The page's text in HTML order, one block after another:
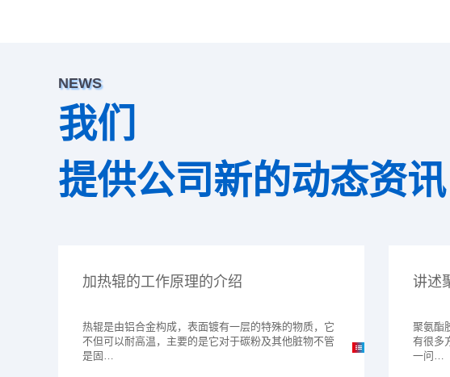
NEWS
我们
提供公司新的动态资讯
加热辊的工作原理的介绍
热辊是由铝合金构成，表面镀有一层的特殊的物质，它
不但可以耐高温，主要的是它对于碳粉及其他脏物不管
是固…
讲述
聚氨酯
有很多
一问…